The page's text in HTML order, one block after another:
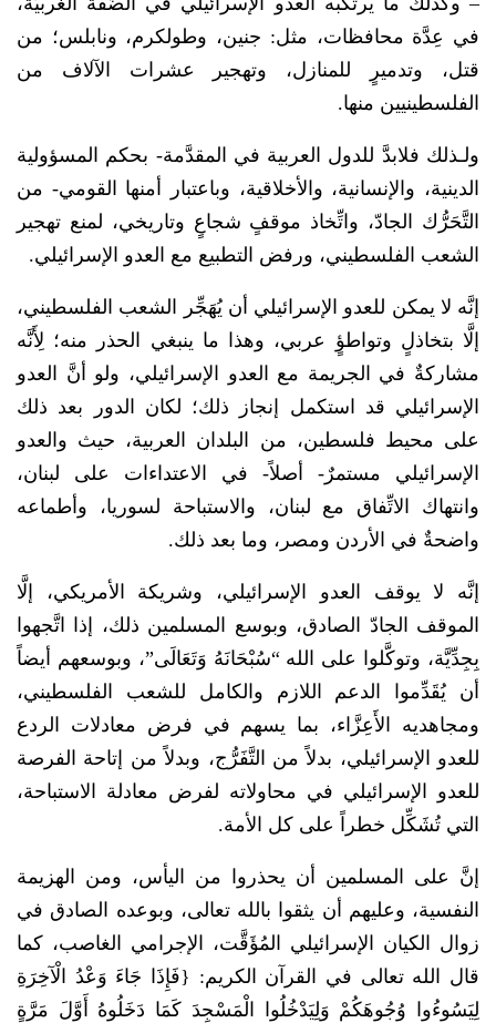
في عِدَّة محافظات، مثل: جنين، وطولكرم، ونابلس؛ من
قتل، وتدميرٍ للمنازل، وتهجير عشرات الآلاف من
الفلسطينيين منها.
ولـذلك فلابدَّ للدول العربية في المقدَّمة- بحكم المسؤولية
الدينية، والإنسانية، والأخلاقية، وباعتبار أمنها القومي- من
التَّحَرُّك الجادّ، واتِّخاذ موقفٍ شجاعٍ وتاريخي، لمنع تهجير
الشعب الفلسطيني، ورفض التطبيع مع العدو الإسرائيلي.
إنَّه لا يمكن للعدو الإسرائيلي أن يُهَجِّر الشعب الفلسطيني،
إلَّا بتخاذلٍ وتواطؤٍ عربي، وهذا ما ينبغي الحذر منه؛ لِأَنَّه
مشاركةٌ في الجريمة مع العدو الإسرائيلي، ولو أنَّ العدو
الإسرائيلي قد استكمل إنجاز ذلك؛ لكان الدور بعد ذلك
على محيط فلسطين، من البلدان العربية، حيث والعدو
الإسرائيلي مستمرٌ- أصلاً- في الاعتداءات على لبنان،
وانتهاك الاتِّفاق مع لبنان، والاستباحة لسوريا، وأطماعه
واضحةٌ في الأردن ومصر، وما بعد ذلك.
إنَّه لا يوقف العدو الإسرائيلي، وشريكة الأمريكي، إلَّا
الموقف الجادّ الصادق، وبوسع المسلمين ذلك، إذا اتَّجهوا
بِجِدِّيَّة، وتوكَّلوا على الله “سُبْحَانَهُ وَتَعَالَى”، وبوسعهم أيضاً
أن يُقَدِّموا الدعم اللازم والكامل للشعب الفلسطيني،
ومجاهديه الأَعِزَّاء، بما يسهم في فرض معادلات الردع
للعدو الإسرائيلي، بدلاً من التَّفَرُّج، وبدلاً من إتاحة الفرصة
للعدو الإسرائيلي في محاولاته لفرض معادلة الاستباحة،
التي تُشَكِّل خطراً على كل الأمة.
إنَّ على المسلمين أن يحذروا من اليأس، ومن الهزيمة
النفسية، وعليهم أن يثقوا بالله تعالى، وبوعده الصادق في
زوال الكيان الإسرائيلي المُؤَقَّت، الإجرامي الغاصب، كما
قال الله تعالى في القرآن الكريم: {فَإِذَا جَاءَ وَعْدُ الْآخِرَةِ
لِيَسُوءُوا وُجُوهَكُمْ وَلِيَدْخُلُوا الْمَسْجِدَ كَمَا دَخَلُوهُ أَوَّلَ مَرَّةٍ